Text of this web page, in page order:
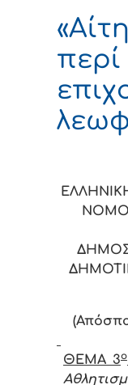
περί
ΔΗΜΟΣ
ΘΕΜΑ 3ο